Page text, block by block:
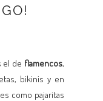
el de flamencos,
bikinis y en
como pajaritas